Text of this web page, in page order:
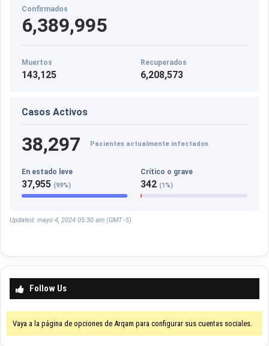
Confirmados
6,389,995
Muertos
143,125
Recuperados
6,208,573
Casos Activos
38,297 Pacientes actualmente infectados
En estado leve
37,955 (99%)
Crítico o grave
342 (1%)
Updated: mayo 4, 2024 05:30 am (GMT -5)
Follow Us
Vaya a la página de opciones de Arqam para configurar sus cuentas sociales.